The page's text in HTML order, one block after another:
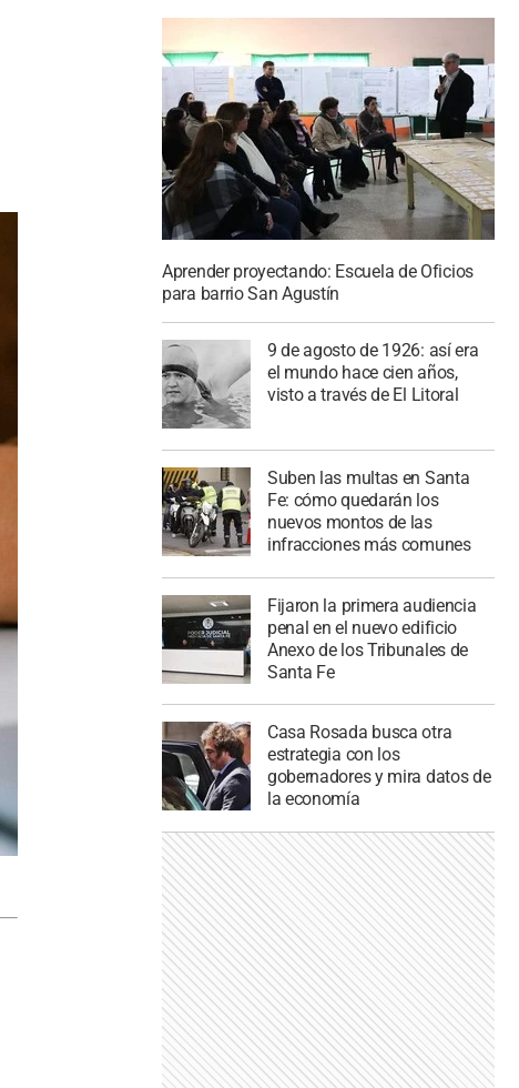
Aprender proyectando: Escuela de Oficios
para barrio San Agustín
9 de agosto de 1926: así era
el mundo hace cien años,
visto a través de El Litoral
Suben las multas en Santa
Fe: cómo quedarán los
nuevos montos de las
infracciones más comunes
Fijaron la primera audiencia
penal en el nuevo edificio
Anexo de los Tribunales de
Santa Fe
Casa Rosada busca otra
estrategia con los
gobernadores y mira datos de
la economía